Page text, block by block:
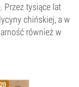
. Przez tysiące lat
chińskiej, a w
również w